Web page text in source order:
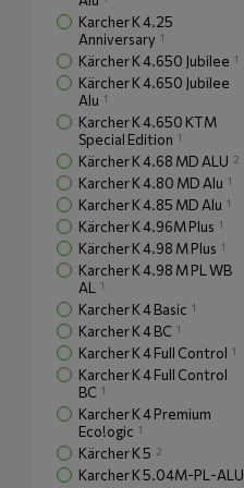
Karcher K 4.25
Anniversary 1
Kärcher K 4.650 Jubilee 1
Kärcher K 4.650 Jubilee
Alu 1
Karcher K 4.650 KTM
Special Edition 1
Kärcher K 4.68 MD ALU 2
Karcher K 4.80 MD Alu 1
Karcher K 4.85 MD Alu 1
Kärcher K 4.96M Plus 1
Kärcher K 4.98 M Plus 1
Karcher K 4.98 M PL WB
AL
1
Karcher K 4 Basic 1
Karcher K 4 BC 1
Karcher K 4 Full Control 1
Karcher K 4 Full Control
BC 1
Karcher K 4 Premium
Eco!ogic 1
Kärcher K 5 2
Karcher K 5.04M-PL-ALU